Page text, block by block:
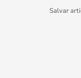
Salvar